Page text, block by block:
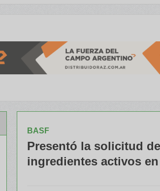
BASF
Presentó la solicitud
ingredientes activos